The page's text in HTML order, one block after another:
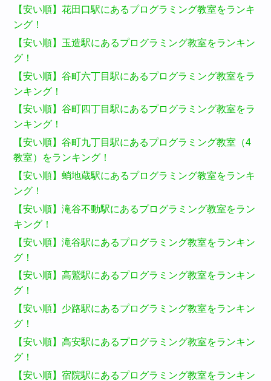
【安い順】花田口駅にあるプログラミング教室をランキ
ング！
【安い順】玉造駅にあるプログラミング教室をランキン
グ！
【安い順】谷町六丁目駅にあるプログラミング教室をラ
ンキング！
【安い順】谷町四丁目駅にあるプログラミング教室をラ
ンキング！
【安い順】谷町九丁目駅にあるプログラミング教室（4
教室）をランキング！
【安い順】蛸地蔵駅にあるプログラミング教室をランキ
ング！
【安い順】滝谷不動駅にあるプログラミング教室をラン
キング！
【安い順】滝谷駅にあるプログラミング教室をランキン
グ！
【安い順】高鷲駅にあるプログラミング教室をランキン
グ！
【安い順】少路駅にあるプログラミング教室をランキン
グ！
【安い順】高安駅にあるプログラミング教室をランキン
グ！
【安い順】宿院駅にあるプログラミング教室をランキン